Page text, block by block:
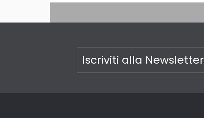
Iscriviti alla Newsletter